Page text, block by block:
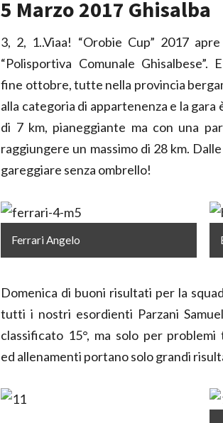
5 Marzo 2017 Ghisalba
3, 2, 1..Viaa! “Orobie Cup” 2017
“Polisportiva Comunale
fine ottobre, tutte nella provincia
alla categoria di appartenenza e la
di 7 km, pianeggiante ma con una
raggiungere un massimo di 28 km.
gareggiare senza ombrello!
Ferrari Angelo
Domenica di buoni risultati per la
tutti i nostri esordienti Parzani
classificato 15°, ma solo per
ed allenamenti portano solo grandi